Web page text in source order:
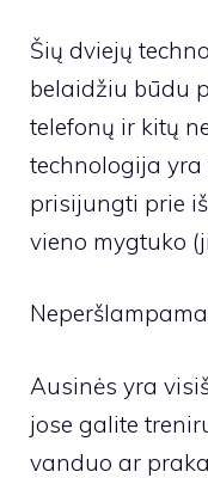
Šių dviejų
belaidžiu būdu
telefonų ir kitų
technologija
prisijungti prie
vieno mygtuko
Ausinės yra
jose galite
vanduo ar